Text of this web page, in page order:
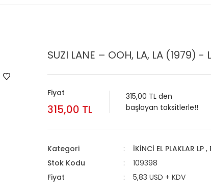
SUZI LANE – OOH, LA, LA (1979) -
Fiyat
315,00 TL
315,00 TL den
başlayan taksitlerle!!
Kategori İKİNCİ EL PLAKLAR LP ,
Stok Kodu
109398
Fiyat
5,83 USD + KDV